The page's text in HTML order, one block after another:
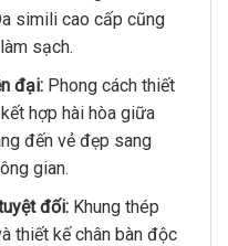
simili cao cấp cũng
sạch.
đại:Phong cách thiết
hợp hài hòa giữa
đến vẻ đẹp sang
gian.
đối:Khung thép
thiết kế chân bàn độc